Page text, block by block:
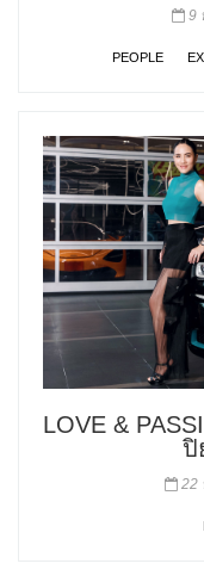
9
PEOPLE
LOVE &
ปิ
22